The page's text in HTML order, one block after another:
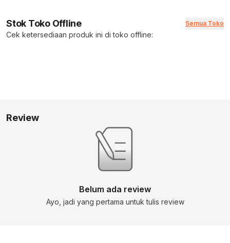
Stok Toko Offline Semua Toko
Cek ketersediaan produk ini di toko offline:
Review
Belum ada review
Ayo, jadi yang pertama untuk tulis review